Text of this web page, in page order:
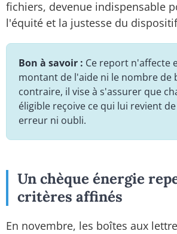
fichiers, devenue indispensable
l'équité et la justesse du
Bon à savoir : Ce report n'affecte
montant de l'aide ni le nombre de
contraire, il vise à s'assurer que
éligible reçoive ce qui lui revient
erreur ni oubli.
Un chèque énergie
critères affinés
En novembre, les boîtes aux